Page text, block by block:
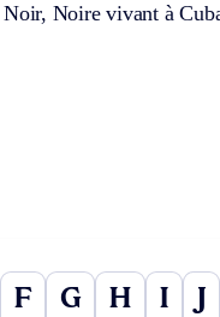
Noir, Noire vivant à
F G H I J